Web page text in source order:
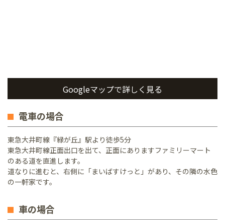
Googleマップで詳しく見る
電車の場合
東急大井町線『緑が丘』駅より徒歩5分
東急大井町線正面出口を出て、正面にありますファミリーマート
のある道を直進します。
道なりに進むと、右側に「まいばすけっと」があり、その隣の水色
の一軒家です。
車の場合